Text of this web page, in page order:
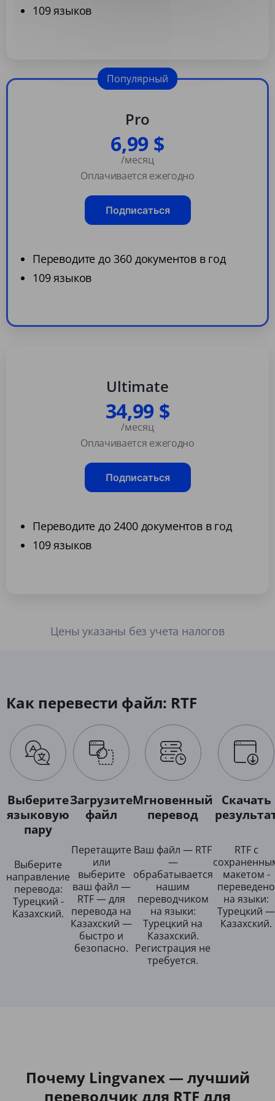
109 языков
Pro
6,99 $
/месяц
Оплачивается ежегодно
Подписаться
Переводите до 360 документов в год
109 языков
Популярный
Ultimate
34,99 $
/месяц
Оплачивается ежегодно
Подписаться
Переводите до 2400 документов в год
109 языков
Цены указаны без учета налогов
Как перевести файл: RTF
Выберите
языковую
пару
Выберите
направление
перевода:
Турецкий -
Казахский.
Загрузите
файл
Перетащите
или
выберите
ваш файл —
RTF — для
перевода на
Казахский —
быстро и
безопасно.
Мгновенный
перевод
Ваш файл — RTF
—
обрабатывается
нашим
переводчиком
на языки:
Турецкий на
Казахский.
Регистрация не
требуется.
Скачать
RTF с
макетом -
переведено
на языки:
Турецкий —
Казахский.
Почему Lingvanex — лучший
переводчик для RTF для